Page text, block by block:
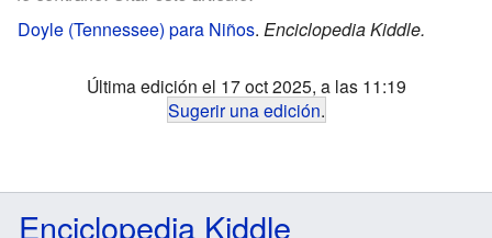
Doyle (Tennessee) para Niños. Enciclopedia Kiddle.
Última edición el 17 oct 2025, a las 11:19
Sugerir una edición.
Enciclopedia Kiddle